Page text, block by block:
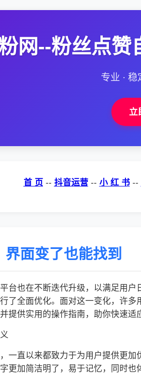
网--粉丝点赞
专业 · 稳
立
首 页 -- 抖音运营 -- 小 红 书 --
面变了也能找到
台也在不断迭代升级，以满足用
了全面优化。面对这一变化，许
提供实用的操作指南，助你快速适
一直以来都致力于为用户提供更
更加简洁明了，易于记忆，同时也